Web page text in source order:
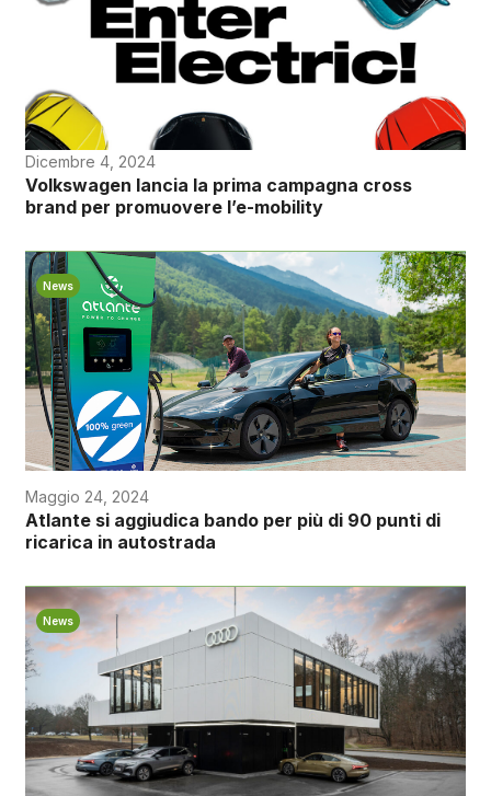
Dicembre 4, 2024
Volkswagen lancia la prima campagna cross
brand per promuovere l’e-mobility
News
Maggio 24, 2024
Atlante si aggiudica bando per più di 90 punti di
ricarica in autostrada
News